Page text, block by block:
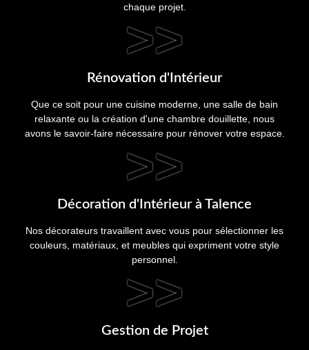
chaque projet.
>>
Rénovation d'Intérieur
Que ce soit pour une cuisine moderne, une salle de bain
relaxante ou la création d'une chambre douillette, nous
avons le savoir-faire nécessaire pour rénover votre espace.
>>
Décoration d'Intérieur à Talence
Nos décorateurs travaillent avec vous pour sélectionner les
couleurs, matériaux, et meubles qui expriment votre style
personnel.
>>
Gestion de Projet